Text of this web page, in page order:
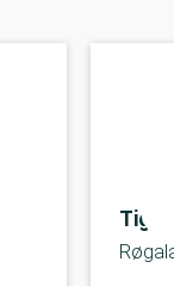
Tiger